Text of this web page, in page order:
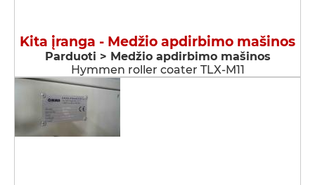
Kita įranga - Medžio apdirbimo mašinos
Parduoti > Medžio apdirbimo mašinos
Hymmen roller coater TLX-M11